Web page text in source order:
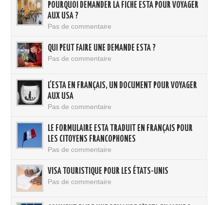
POURQUOI DEMANDER LA FICHE ESTA POUR VOYAGER
AUX USA ?
Pas de commentaire
QUI PEUT FAIRE UNE DEMANDE ESTA ?
Pas de commentaire
L’ESTA EN FRANÇAIS, UN DOCUMENT POUR VOYAGER
AUX USA
Pas de commentaire
LE FORMULAIRE ESTA TRADUIT EN FRANÇAIS POUR
LES CITOYENS FRANCOPHONES
Pas de commentaire
VISA TOURISTIQUE POUR LES ÉTATS-UNIS
Pas de commentaire